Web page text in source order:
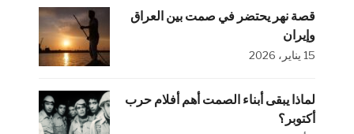
قصة نهر يحتضر في صمت بين العراق
وإيران
15 يناير، 2026
لماذا يبقى أبناء الصمت أهم أفلام حرب
أكتوبر؟